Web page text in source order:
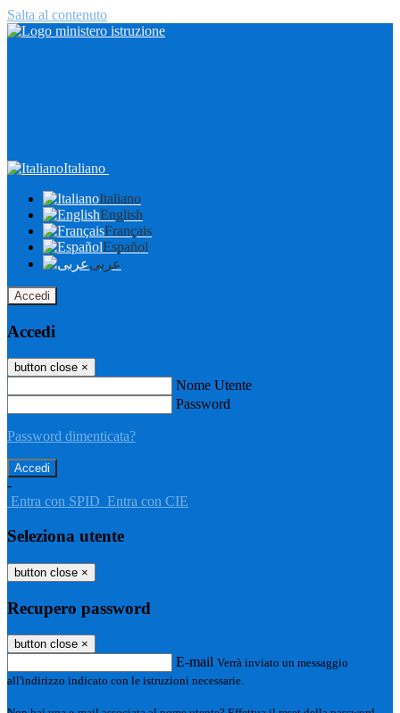
Salta al contenuto
Italiano
Italiano
English
Français
Español
عربى
Accedi
Accedi
button close ×
Nome Utente
Password
Password dimenticata?
-
Entra con SPID Entra con CIE
Seleziona utente
button close ×
Recupero password
button close ×
E-mail Verrà inviato un messaggio
all'indirizzo indicato con le istruzioni necessarie.